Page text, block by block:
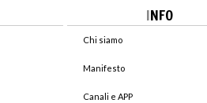
INFO
Chi siamo
Manifesto
Canali e APP